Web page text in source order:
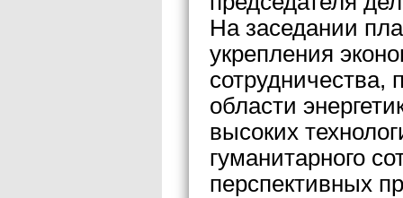
На заседании
укрепления
сотрудничества,
области
высоких
гуманитарного
перспективных